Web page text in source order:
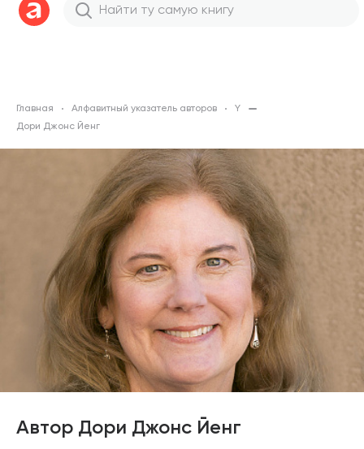
Главная Алфавитный указатель авторов
Y
Дори Джонс Йенг
Автор Дори Джонс Йенг